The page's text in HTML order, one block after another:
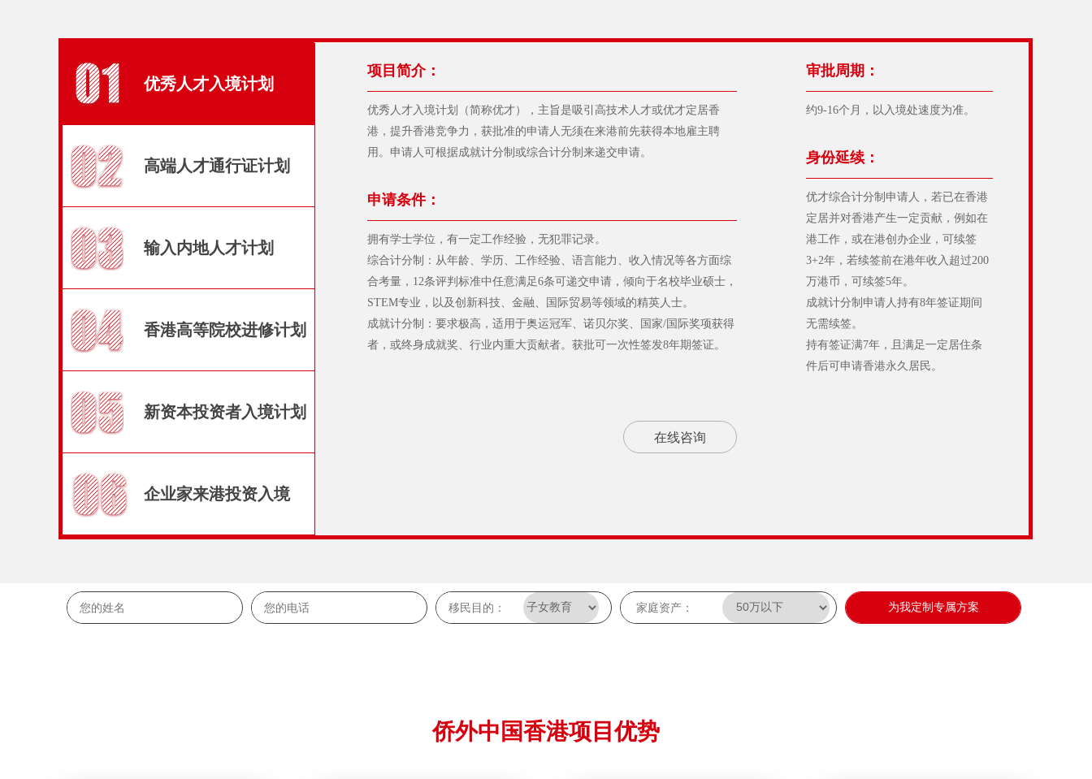
优秀人才入境计划
高端人才通行证计划
输入内地人才计划
香港高等院校进修计划
新资本投资者入境计划
企业家来港投资入境
项目简介：
优秀人才入境计划（简称优才），主旨是吸引高技术人才或优才定居香
港，提升香港竞争力，获批准的申请人无须在来港前先获得本地雇主聘
用。申请人可根据成就计分制或综合计分制来递交申请。
申请条件：
拥有学士学位，有一定工作经验，无犯罪记录。
综合计分制：从年龄、学历、工作经验、语言能力、收入情况等各方面综
合考量，12条评判标准中任意满足6条可递交申请，倾向于名校毕业硕士，
STEM专业，以及创新科技、金融、国际贸易等领域的精英人士。
成就计分制：要求极高，适用于奥运冠军、诺贝尔奖、国家/国际奖项获得
者，或终身成就奖、行业内重大贡献者。获批可一次性签发8年期签证。
审批周期：
约9-16个月，以入境处速度为准。
身份延续：
优才综合计分制申请人，若已在香港
定居并对香港产生一定贡献，例如在
港工作，或在港创办企业，可续签
3+2年，若续签前在港年收入超过200
万港币，可续签5年。
成就计分制申请人持有8年签证期间
无需续签。
持有签证满7年，且满足一定居住条
件后可申请香港永久居民。
在线咨询
侨外中国香港项目优势